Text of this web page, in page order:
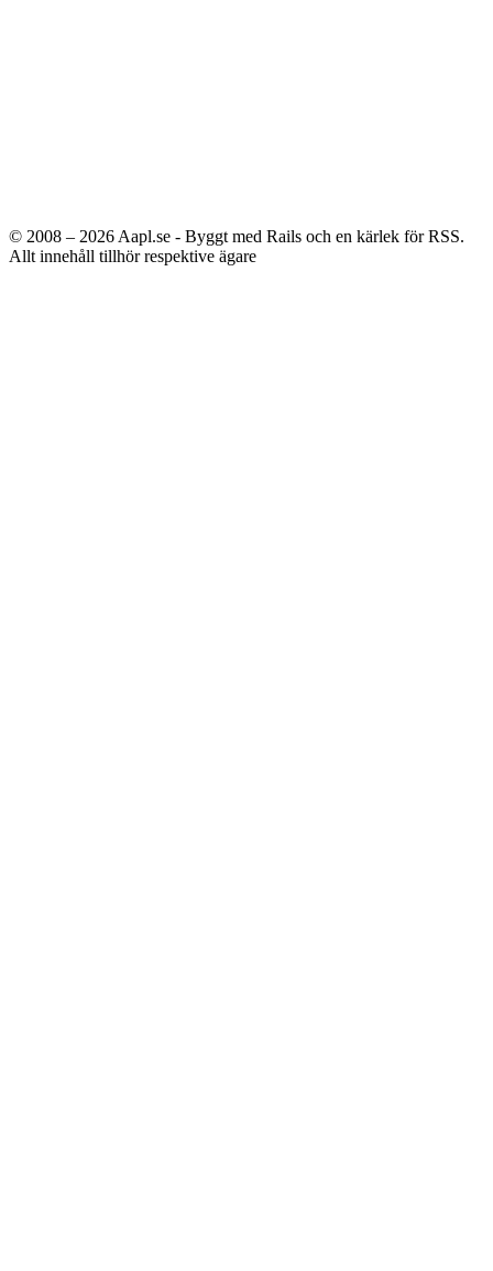
© 2008 – 2026 Aapl.se - Byggt med Rails och en kärlek för RSS.
Allt innehåll tillhör respektive ägare